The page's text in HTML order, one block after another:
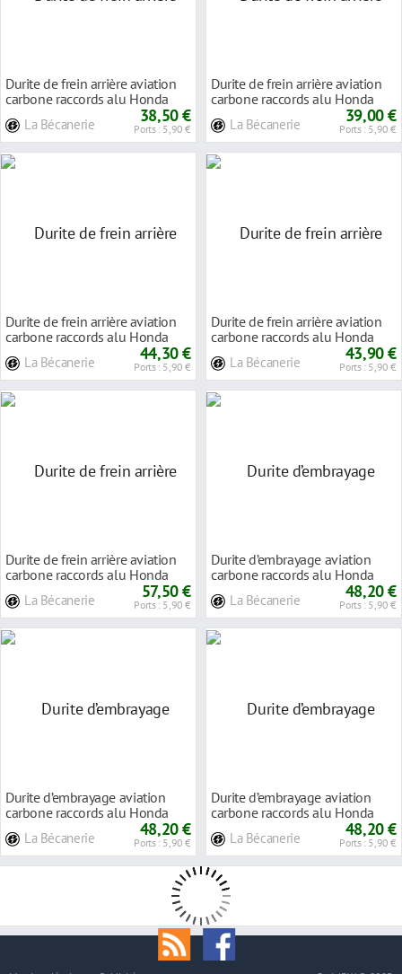
Durite de frein arrière aviation
carbone raccords alu Honda
La Bécanerie 38,50 €
Ports : 5,90 €
Durite de frein arrière aviation
carbone raccords alu Honda
La Bécanerie 39,00 €
Ports : 5,90 €
Durite de frein arrière aviation
carbone raccords alu Honda
La Bécanerie 44,30 €
Ports : 5,90 €
Durite de frein arrière aviation
carbone raccords alu Honda
La Bécanerie 43,90 €
Ports : 5,90 €
Durite de frein arrière aviation
carbone raccords alu Honda
La Bécanerie 57,50 €
Ports : 5,90 €
Durite d’embrayage aviation
carbone raccords alu Honda
La Bécanerie 48,20 €
Ports : 5,90 €
Durite d’embrayage aviation
carbone raccords alu Honda
La Bécanerie 48,20 €
Ports : 5,90 €
Durite d’embrayage aviation
carbone raccords alu Honda
La Bécanerie 48,20 €
Ports : 5,90 €